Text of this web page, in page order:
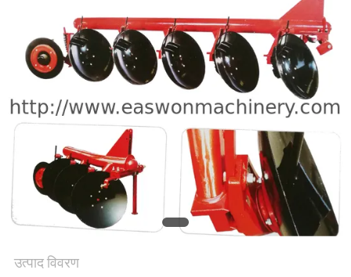
विनती
करे
साइटमैप
PRIVACY
POLICY
उत्पाद विवरण